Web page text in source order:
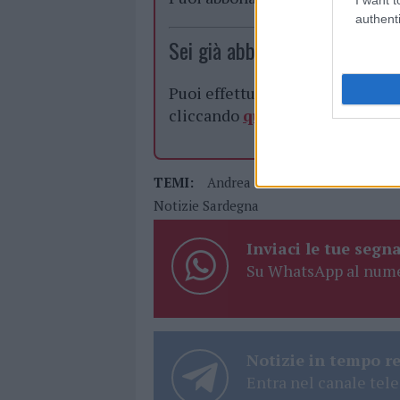
Sei già abbonato?
Puoi effettuare l'accesso
cliccando qui
TEMI: Andrea Nieddu Berchidda
Notizie Sardegna
Inviaci le tue
Su WhatsApp al
Notizie in tempo
Entra nel canale